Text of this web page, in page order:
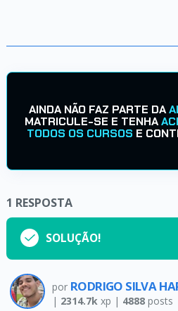
AINDA NÃO FAZ PARTE DA
MATRICULE-SE E TENHA
TODOS OS CURSOS E
1 RESPOSTA
SOLUÇÃO!
por RODRIGO SILVA
| 2314.7kxp | 4888posts